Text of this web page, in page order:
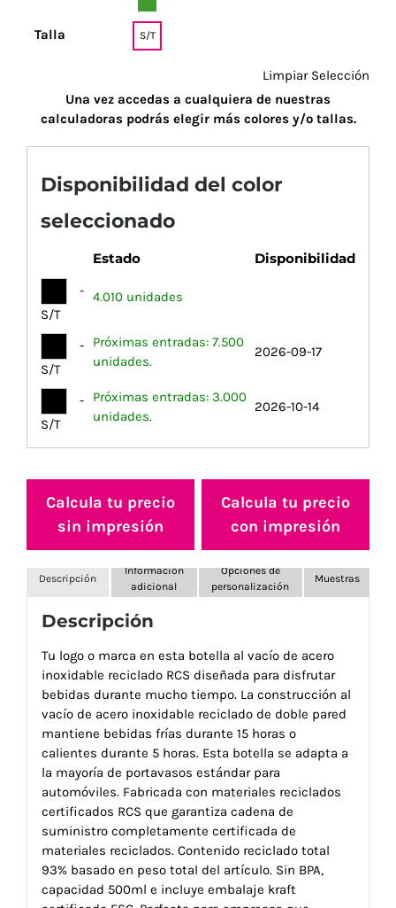
Talla S/T
Limpiar Selección
Una vez accedas a cualquiera de nuestras
calculadoras podrás elegir más colores y/o tallas.
Disponibilidad del color
seleccionado
Estado Disponibilidad
-
S/T
4.010 unidades
-
S/T
Próximas entradas: 7.500
unidades.
2026-09-17
-
S/T
Próximas entradas: 3.000
unidades.
2026-10-14
Calcula tu precio
sin impresión
Calcula tu precio
con impresión
Descripción
Información
adicional
Opciones de
personalización
Muestras
Descripción
Tu logo o marca en esta botella al vacío de acero
inoxidable reciclado RCS diseñada para disfrutar
bebidas durante mucho tiempo. La construcción al
vacío de acero inoxidable reciclado de doble pared
mantiene bebidas frías durante 15 horas o
calientes durante 5 horas. Esta botella se adapta a
la mayoría de portavasos estándar para
automóviles. Fabricada con materiales reciclados
certificados RCS que garantiza cadena de
suministro completamente certificada de
materiales reciclados. Contenido reciclado total
93% basado en peso total del artículo. Sin BPA,
capacidad 500ml e incluye embalaje kraft